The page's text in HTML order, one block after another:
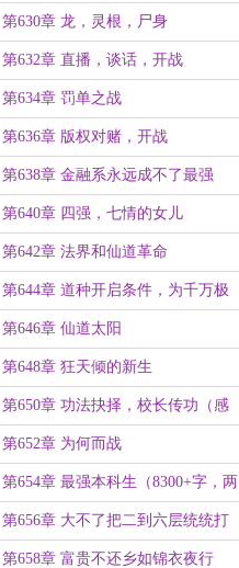
第630章 龙，灵根，尸身
第632章 直播，谈话，开战
第634章 罚单之战
第636章 版权对赌，开战
第638章 金融系永远成不了最强
（4500+字）
第640章 四强，七情的女儿
第642章 法界和仙道革命
第644章 道种开启条件，为千万极
虎用户而战
第646章 仙道太阳
第648章 狂天倾的新生
第650章 功法抉择，校长传功（感
谢‘L96A1’打赏盟主）
第652章 为何而战
第654章 最强本科生（8300+字，两
章合一，差600+三章）
第656章 大不了把二到六层统统打
破产
第658章 富贵不还乡如锦衣夜行